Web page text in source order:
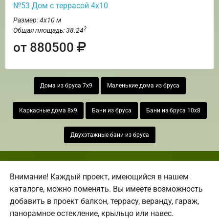
№53 Дом с террасой 4х10
Размер: 4х10 м
Общая площадь: 38.242
от 880500
Дома из бруса 7х9 Маленькие дома из бруса
Каркасные дома 8х9 Бани из бруса Бани из бруса 10х8
Двухэтажные бани из бруса
Внимание! Каждый проект, имеющийся в нашем
каталоге, можно поменять. Вы имеете возможность
добавить в проект балкон, террасу, веранду, гараж,
панорамное остекление, крыльцо или навес.